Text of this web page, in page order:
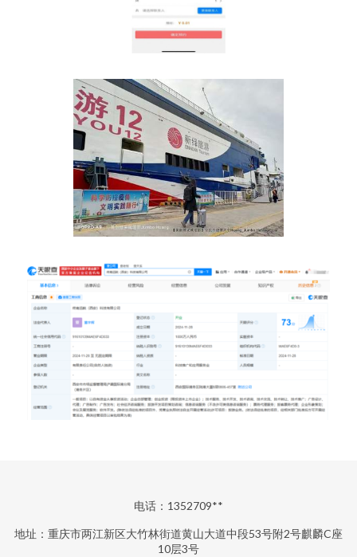
电话：1352709**
地址：重庆市两江新区大竹林街道黄山大道中段53号附2号麒麟C座
10层3号